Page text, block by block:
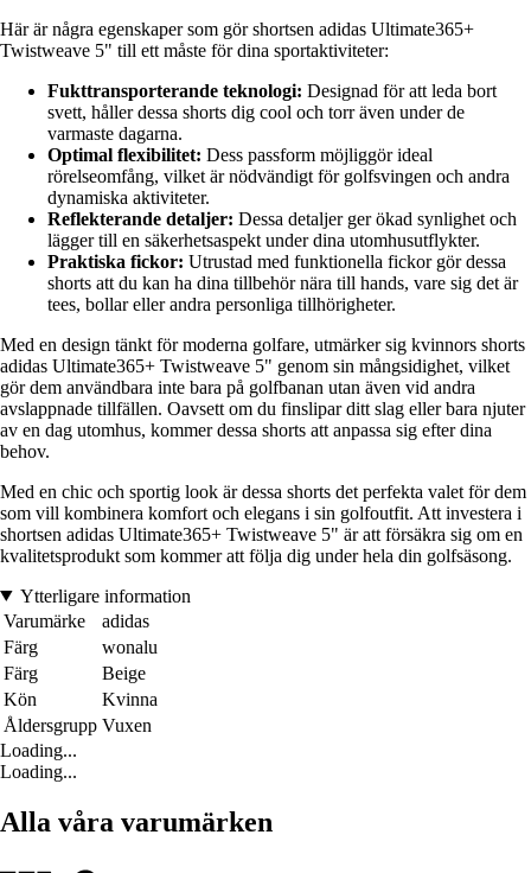
Här är några egenskaper som gör shortsen adidas Ultimate365+
Twistweave 5" till ett måste för dina sportaktiviteter:
Fukttransporterande teknologi: Designad för att leda bort
svett, håller dessa shorts dig cool och torr även under de
varmaste dagarna.
Optimal flexibilitet: Dess passform möjliggör ideal
rörelseomfång, vilket är nödvändigt för golfsvingen och andra
dynamiska aktiviteter.
Reflekterande detaljer: Dessa detaljer ger ökad synlighet och
lägger till en säkerhetsaspekt under dina utomhusutflykter.
Praktiska fickor: Utrustad med funktionella fickor gör dessa
shorts att du kan ha dina tillbehör nära till hands, vare sig det är
tees, bollar eller andra personliga tillhörigheter.
Med en design tänkt för moderna golfare, utmärker sig kvinnors shorts
adidas Ultimate365+ Twistweave 5" genom sin mångsidighet, vilket
gör dem användbara inte bara på golfbanan utan även vid andra
avslappnade tillfällen. Oavsett om du finslipar ditt slag eller bara njuter
av en dag utomhus, kommer dessa shorts att anpassa sig efter dina
behov.
Med en chic och sportig look är dessa shorts det perfekta valet för dem
som vill kombinera komfort och elegans i sin golfoutfit. Att investera i
shortsen adidas Ultimate365+ Twistweave 5" är att försäkra sig om en
kvalitetsprodukt som kommer att följa dig under hela din golfsäsong.
Ytterligare information
Varumärke
adidas
Färg
wonalu
Färg
Beige
Kön
Kvinna
Åldersgrupp Vuxen
Loading...
Loading...
Alla våra varumärken